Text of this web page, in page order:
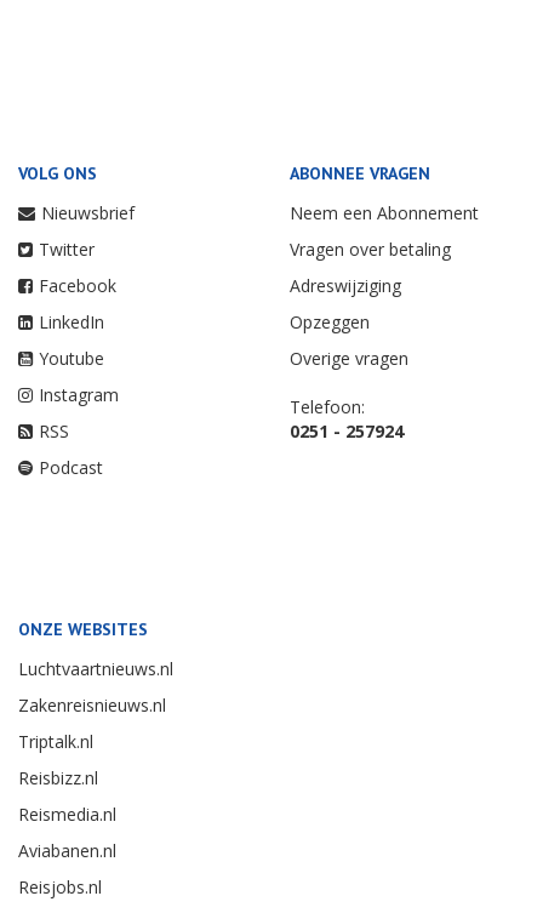
VOLG ONS
Nieuwsbrief
Twitter
Facebook
LinkedIn
Youtube
Instagram
RSS
Podcast
ABONNEE VRAGEN
Neem een Abonnement
Vragen over betaling
Adreswijziging
Opzeggen
Overige vragen
Telefoon:
0251 - 257924
ONZE WEBSITES
Luchtvaartnieuws.nl
Zakenreisnieuws.nl
Triptalk.nl
Reisbizz.nl
Reismedia.nl
Aviabanen.nl
Reisjobs.nl